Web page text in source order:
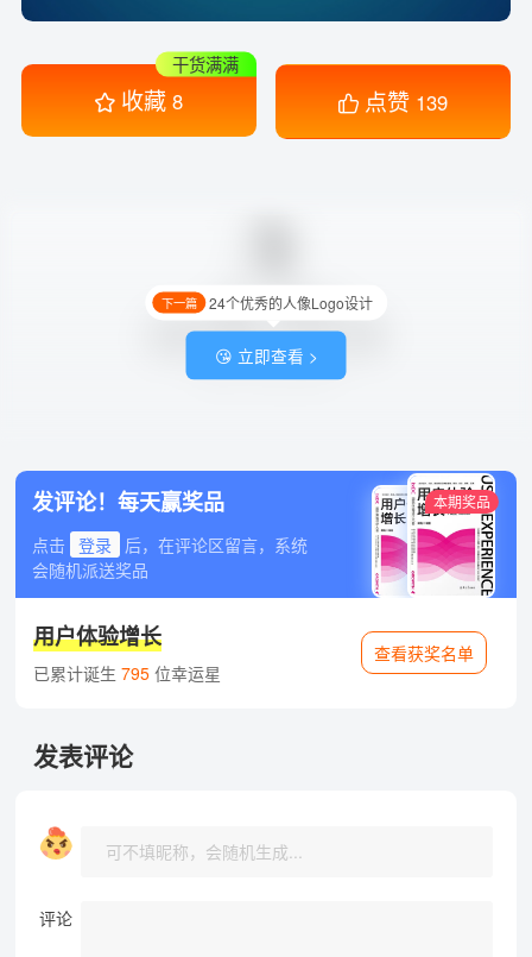
收藏 8
干货满满
点赞 139
😘 立即查看 >
下一篇 24个优秀的人像Logo设计
发评论！每天赢奖品
点击 登录
后，在评论区留言，系统
会随机派送奖品
本期奖品
用户体验增长
已累计诞生 795位幸运星
查看获奖名单
发表评论
评论